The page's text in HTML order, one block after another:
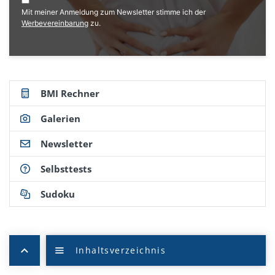
Mit meiner Anmeldung zum Newsletter stimme ich der
Werbevereinbarung zu.
BMI Rechner
Galerien
Newsletter
Selbsttests
Sudoku